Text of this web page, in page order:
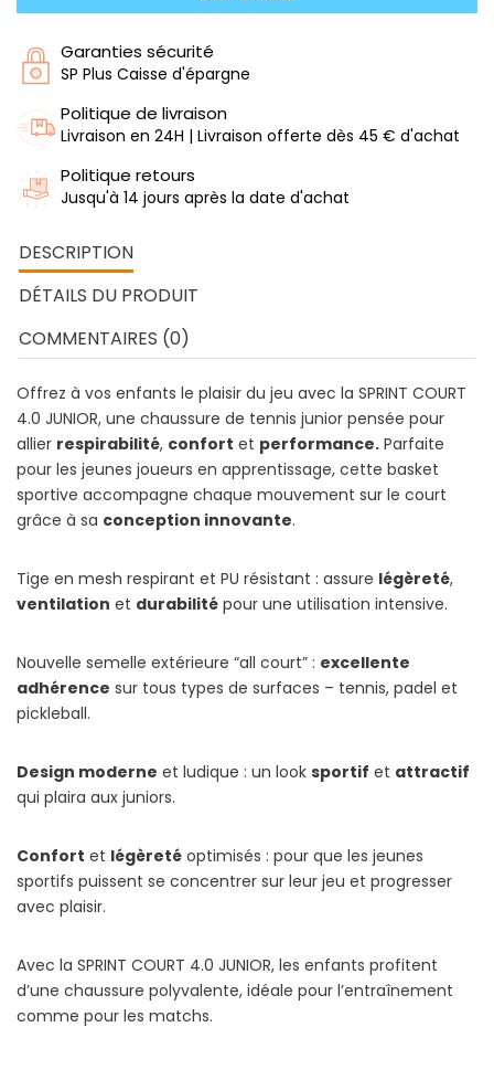
Garanties sécurité
SP Plus Caisse d'épargne
Politique de livraison
Livraison en 24H | Livraison offerte dès 45 € d'achat
Politique retours
Jusqu'à 14 jours après la date d'achat
DESCRIPTION
DÉTAILS DU PRODUIT
COMMENTAIRES (0)
Offrez à vos enfants le plaisir du jeu avec la SPRINT COURT
4.0 JUNIOR, une chaussure de tennis junior pensée pour
allier respirabilité, confort et performance. Parfaite
pour les jeunes joueurs en apprentissage, cette basket
sportive accompagne chaque mouvement sur le court
grâce à sa conception innovante.
Tige en mesh respirant et PU résistant : assure légèreté,
ventilation et durabilité pour une utilisation intensive.
Nouvelle semelle extérieure “all court” : excellente
adhérence sur tous types de surfaces – tennis, padel et
pickleball.
Design moderne et ludique : un look sportif et attractif
qui plaira aux juniors.
Confort et légèreté optimisés : pour que les jeunes
sportifs puissent se concentrer sur leur jeu et progresser
avec plaisir.
Avec la SPRINT COURT 4.0 JUNIOR, les enfants profitent
d’une chaussure polyvalente, idéale pour l’entraînement
comme pour les matchs.